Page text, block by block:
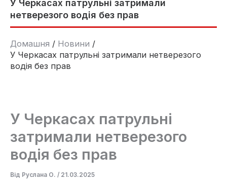
У Черкасах патрульні затримали
нетверезого водія без прав
Домашня
Новини
У Черкасах патрульні затримали нетверезого
водія без прав
У Черкасах патрульні
затримали нетверезого
водія без прав
Від Руслана О. / 21.03.2025